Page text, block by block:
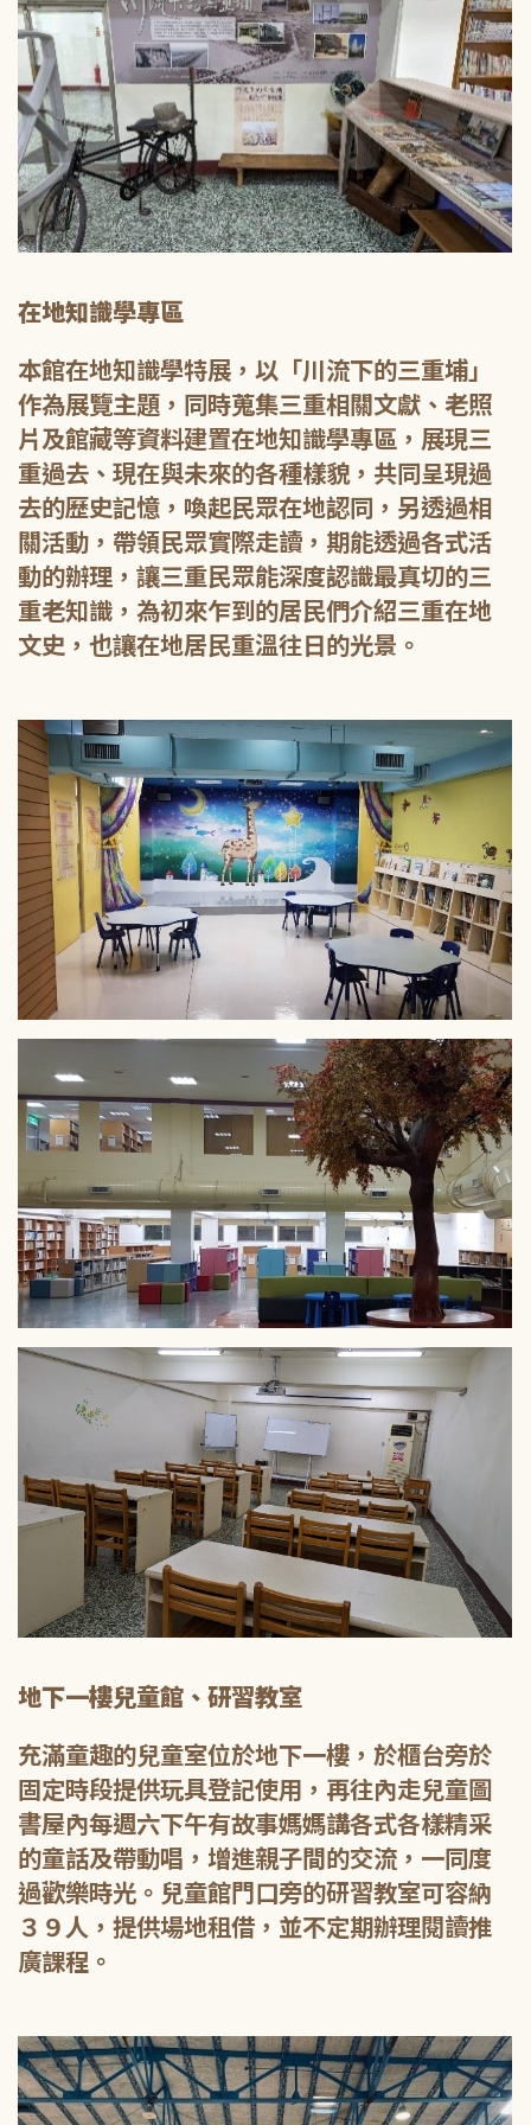
在地知識學專區
本館在地知識學特展，以「川流下的三重埔」
作為展覽主題，同時蒐集三重相關文獻、老照
片及館藏等資料建置在地知識學專區，展現三
重過去、現在與未來的各種樣貌，共同呈現過
去的歷史記憶，喚起民眾在地認同，另透過相
關活動，帶領民眾實際走讀，期能透過各式活
動的辦理，讓三重民眾能深度認識最真切的三
重老知識，為初來乍到的居民們介紹三重在地
文史，也讓在地居民重溫往日的光景。
地下一樓兒童館、研習教室
充滿童趣的兒童室位於地下一樓，於櫃台旁於
固定時段提供玩具登記使用，再往內走兒童圖
書屋內每週六下午有故事媽媽講各式各樣精采
的童話及帶動唱，增進親子間的交流，一同度
過歡樂時光。兒童館門口旁的研習教室可容納
３９人，提供場地租借，並不定期辦理閱讀推
廣課程。